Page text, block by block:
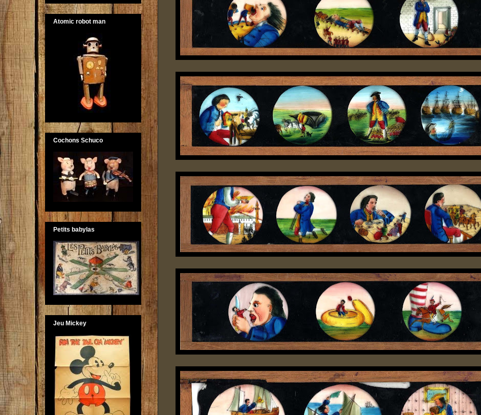
Atomic robot man
Cochons Schuco
Petits babylas
Jeu Mickey